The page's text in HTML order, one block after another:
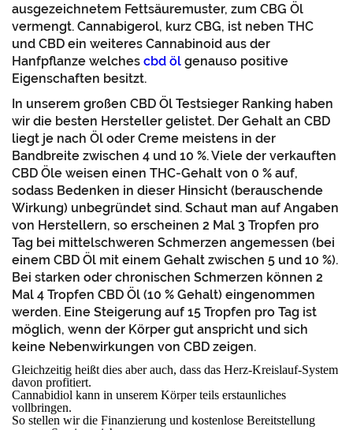
ausgezeichnetem Fettsäuremuster, zum CBG Öl
vermengt. Cannabigerol, kurz CBG, ist neben THC
und CBD ein weiteres Cannabinoid aus der
Hanfpflanze welches cbd öl genauso positive
Eigenschaften besitzt.
In unserem großen CBD Öl Testsieger Ranking haben
wir die besten Hersteller gelistet. Der Gehalt an CBD
liegt je nach Öl oder Creme meistens in der
Bandbreite zwischen 4 und 10 %. Viele der verkauften
CBD Öle weisen einen THC-Gehalt von 0 % auf,
sodass Bedenken in dieser Hinsicht (berauschende
Wirkung) unbegründet sind. Schaut man auf Angaben
von Herstellern, so erscheinen 2 Mal 3 Tropfen pro
Tag bei mittelschweren Schmerzen angemessen (bei
einem CBD Öl mit einem Gehalt zwischen 5 und 10 %).
Bei starken oder chronischen Schmerzen können 2
Mal 4 Tropfen CBD Öl (10 % Gehalt) eingenommen
werden. Eine Steigerung auf 15 Tropfen pro Tag ist
möglich, wenn der Körper gut anspricht und sich
keine Nebenwirkungen von CBD zeigen.
Gleichzeitig heißt dies aber auch, dass das Herz-Kreislauf-System
davon profitiert.
Cannabidiol kann in unserem Körper teils erstaunliches
vollbringen.
So stellen wir die Finanzierung und kostenlose Bereitstellung